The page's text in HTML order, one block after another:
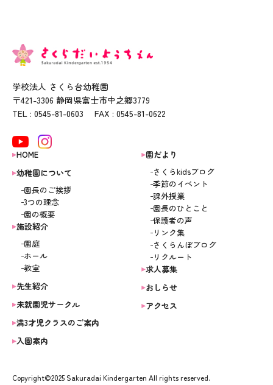
学校法人 さくら台幼稚園
〒421-3306 静岡県富士市中之郷3779
TEL : 0545-81-0603 FAX : 0545-81-0622
HOME
幼稚園について
園長のご挨拶
3つの理念
園の概要
施設紹介
園庭
ホール
教室
先生紹介
未就園児サークル
満3才児クラスのご案内
入園案内
園だより
さくらkidsブログ
季節のイベント
課外授業
園長のひとこと
保護者の声
リンク集
さくらんぼブログ
リクルート
求人募集
おしらせ
アクセス
Copyright©2025 Sakuradai Kindergarten All rights reserved.